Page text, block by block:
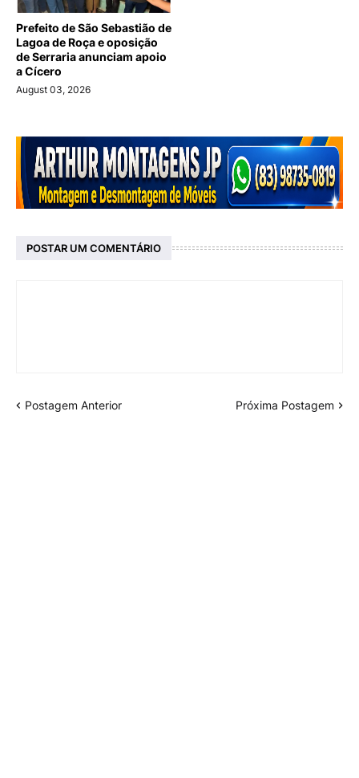
Prefeito de São Sebastião de
Lagoa de Roça e oposição
de Serraria anunciam apoio
a Cícero
August 03, 2026
POSTAR UM COMENTÁRIO
Postagem Anterior Próxima Postagem